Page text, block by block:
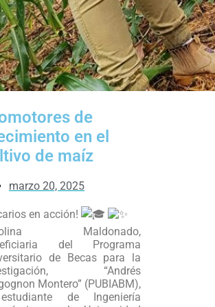
de
en el
de maíz
marzo 20, 2025
en acción!
Maldonado,
del Programa
de Becas para la
“Andrés
Montero” (PUBIABM),
de Ingeniería